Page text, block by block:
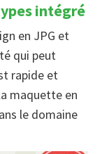
intégré
en JPG et
qui peut
rapide et
maquette en
le domaine